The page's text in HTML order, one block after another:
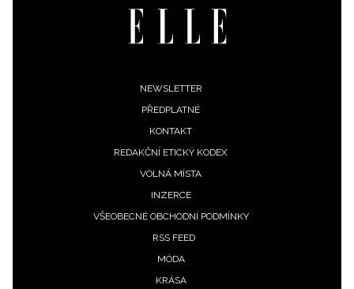
zpracováním údajů k tomuto účelu podle
soukromí BurdaMedia Extra s.r.o.
NEWSLETTER
PŘEDPLATNÉ
KONTAKT
REDAKČNÍ ETICKÝ KODEX
VOLNÁ MÍSTA
INZERCE
VŠEOBECNÉ OBCHODNÍ PODMÍNKY
RSS FEED
MÓDA
KRÁSA